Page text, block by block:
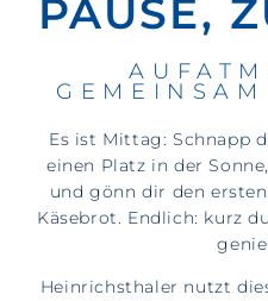
PAUSE,
GEMEINSAM
Es ist Mittag: Schnapp
einen Platz in der
und gönn dir den
Käsebrot. Endlich: kurz
Heinrichsthaler nutzt